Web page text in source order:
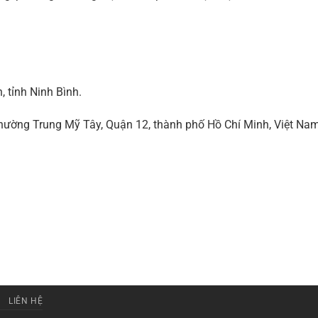
tỉnh Ninh Bình.
Trung Mỹ Tây, Quận 12, thành phố Hồ Chí Minh, Việt
LIÊN HỆ